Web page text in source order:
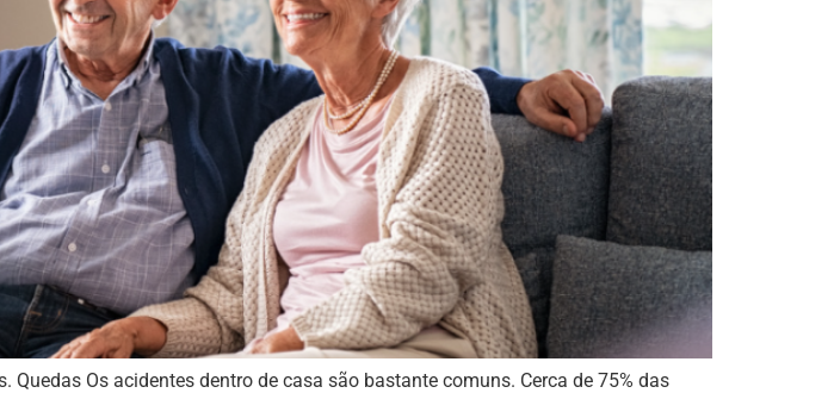
Os acidentes dentro de casa são bastante comuns. Cerca de 75% das